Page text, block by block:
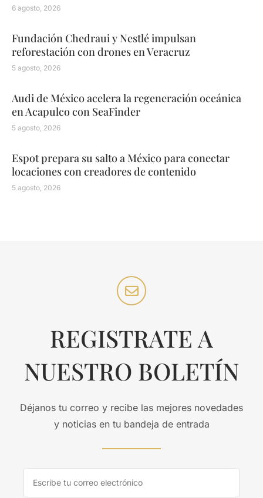
6 agosto, 2026
Fundación Chedraui y Nestlé impulsan
reforestación con drones en Veracruz
5 agosto, 2026
Audi de México acelera la regeneración oceánica
en Acapulco con SeaFinder
5 agosto, 2026
Espot prepara su salto a México para conectar
locaciones con creadores de contenido
5 agosto, 2026
REGISTRATE A
NUESTRO BOLETÍN
Déjanos tu correo y recibe las mejores novedades
y noticias en tu bandeja de entrada